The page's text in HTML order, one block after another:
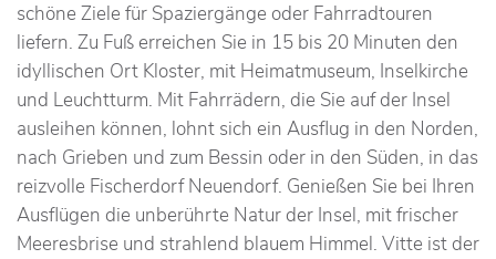
schöne Ziele für Spaziergänge oder Fahrradtouren
liefern. Zu Fuß erreichen Sie in 15 bis 20 Minuten den
idyllischen Ort Kloster, mit Heimatmuseum, Inselkirche
und Leuchtturm. Mit Fahrrädern, die Sie auf der Insel
ausleihen können, lohnt sich ein Ausflug in den Norden,
nach Grieben und zum Bessin oder in den Süden, in das
reizvolle Fischerdorf Neuendorf. Genießen Sie bei Ihren
Ausflügen die unberührte Natur der Insel, mit frischer
Meeresbrise und strahlend blauem Himmel. Vitte ist der